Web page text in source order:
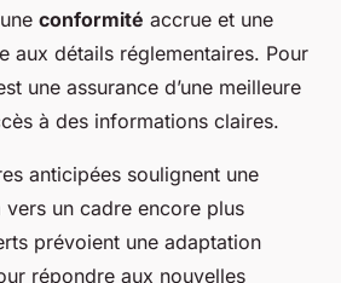
conformité accrue et une
aux détails réglementaires. Pour
une assurance d’une meilleure
à des informations claires.
anticipées soulignent une
vers un cadre encore plus
prévoient une adaptation
répondre aux nouvelles